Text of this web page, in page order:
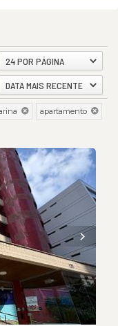
24 POR PÁGINA
DATA MAIS RECENTE
apartamento